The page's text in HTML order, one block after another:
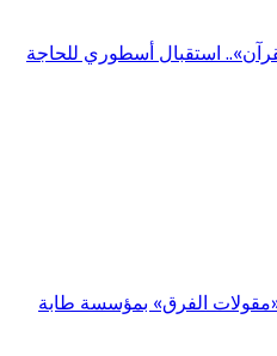
استقبال أسطوري للحاجة